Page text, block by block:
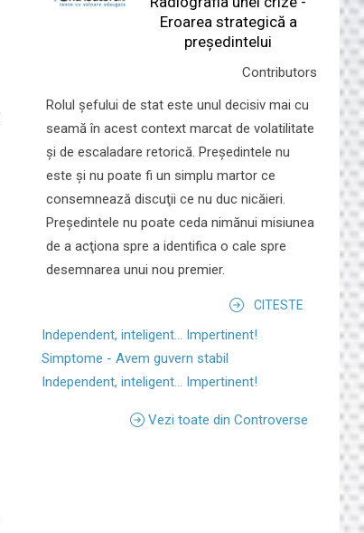
Eroarea strategică a
președintelui
Contributors
Rolul şefului de stat este unul decisiv mai cu
seamă în acest context marcat de volatilitate
şi de escaladare retorică. Preşedintele nu
este şi nu poate fi un simplu martor ce
consemnează discuţii ce nu duc nicăieri.
Preşedintele nu poate ceda nimănui misiunea
de a acţiona spre a identifica o cale spre
desemnarea unui nou premier.
CITESTE
Independent, inteligent... Impertinent!
Simptome - Avem guvern stabil
Independent, inteligent... Impertinent!
Vezi toate din Controverse